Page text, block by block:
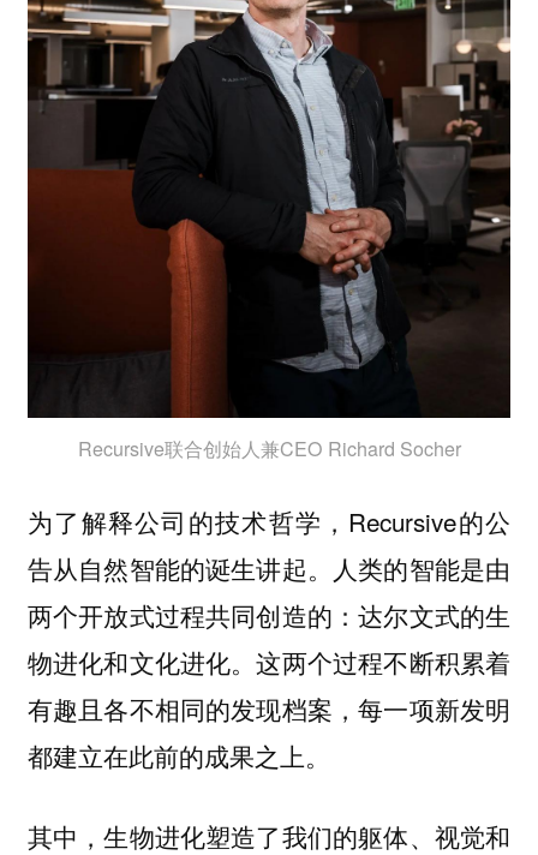
Recursive联合创始人兼CEO Richard Socher
为了解释公司的技术哲学，Recursive的公
告从自然智能的诞生讲起。人类的智能是由
两个开放式过程共同创造的：达尔文式的生
物进化和文化进化。这两个过程不断积累着
有趣且各不相同的发现档案，每一项新发明
都建立在此前的成果之上。
其中，生物进化塑造了我们的躯体、视觉和